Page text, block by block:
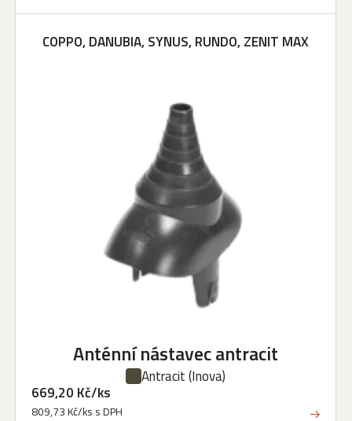
COPPO, DANUBIA, SYNUS, RUNDO, ZENIT MAX
Anténní nástavec antracit
Antracit(Inova)
669,20 Kč/ks
809,73 Kč/ks s DPH